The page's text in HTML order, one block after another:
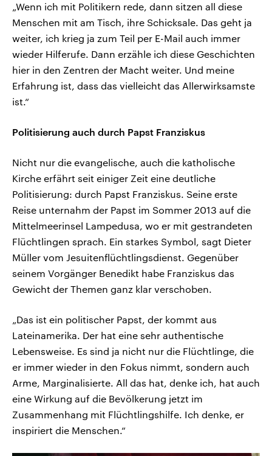
„Wenn ich mit Politikern rede, dann sitzen all diese
Menschen mit am Tisch, ihre Schicksale. Das geht ja
weiter, ich krieg ja zum Teil per E-Mail auch immer
wieder Hilferufe. Dann erzähle ich diese Geschichten
hier in den Zentren der Macht weiter. Und meine
Erfahrung ist, dass das vielleicht das Allerwirksamste
ist.“
Politisierung auch durch Papst Franziskus
Nicht nur die evangelische, auch die katholische
Kirche erfährt seit einiger Zeit eine deutliche
Politisierung: durch Papst Franziskus. Seine erste
Reise unternahm der Papst im Sommer 2013 auf die
Mittelmeerinsel Lampedusa, wo er mit gestrandeten
Flüchtlingen sprach. Ein starkes Symbol, sagt Dieter
Müller vom Jesuitenflüchtlingsdienst. Gegenüber
seinem Vorgänger Benedikt habe Franziskus das
Gewicht der Themen ganz klar verschoben.
„Das ist ein politischer Papst, der kommt aus
Lateinamerika. Der hat eine sehr authentische
Lebensweise. Es sind ja nicht nur die Flüchtlinge, die
er immer wieder in den Fokus nimmt, sondern auch
Arme, Marginalisierte. All das hat, denke ich, hat auch
eine Wirkung auf die Bevölkerung jetzt im
Zusammenhang mit Flüchtlingshilfe. Ich denke, er
inspiriert die Menschen.“